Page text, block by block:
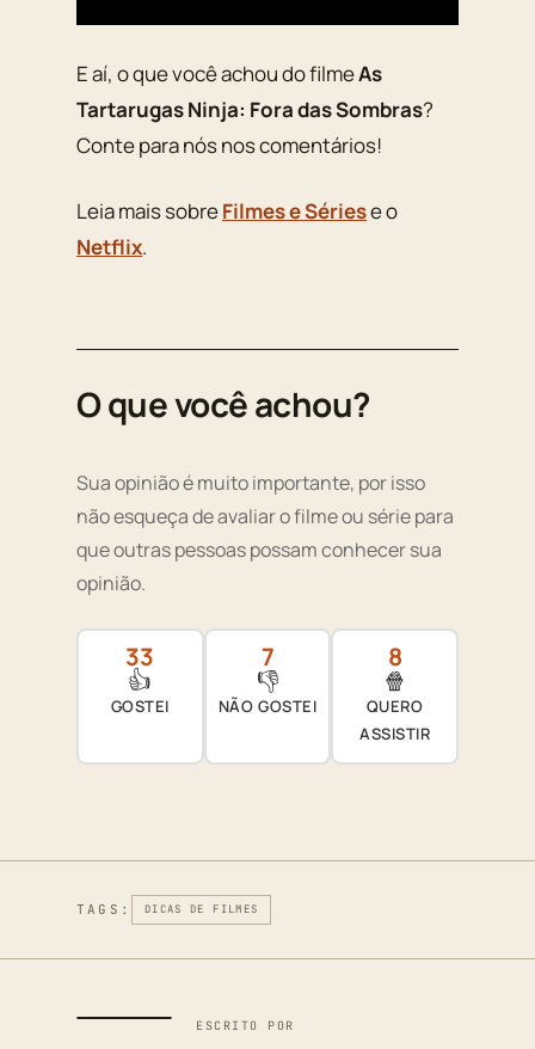
E aí, o que você achou do filmeAs
Tartarugas Ninja: Fora das Sombras?
Conte para nós nos comentários!
Leia mais sobreFilmes e Sériese o
Netflix.
O que você achou?
Sua opinião é muito importante, por isso
não esqueça de avaliar o filme ou série para
que outras pessoas possam conhecer sua
opinião.
33
👍
GOSTEI
7
👎
NÃO GOSTEI
8
🍿
QUERO
ASSISTIR
TAGS: DICAS DE FILMES
ESCRITO POR